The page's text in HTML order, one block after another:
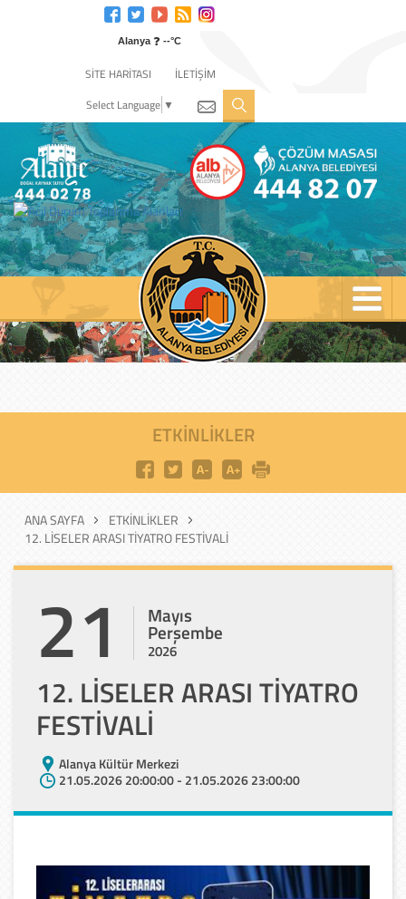
Alanya ❓ --°C
SİTE HARİTASI
İLETİŞİM
Select Language ▼
ETKINLIKLER
ANA SAYFA
ETKINLIKLER
12. LİSELER ARASI TİYATRO FESTİVALİ
21 Mayıs
Perşembe
2026
12. LİSELER ARASI TİYATRO
FESTİVALİ
Alanya Kültür Merkezi
21.05.2026 20:00:00 - 21.05.2026 23:00:00